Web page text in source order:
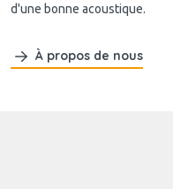
d'une bonne acoustique.
À propos de nous